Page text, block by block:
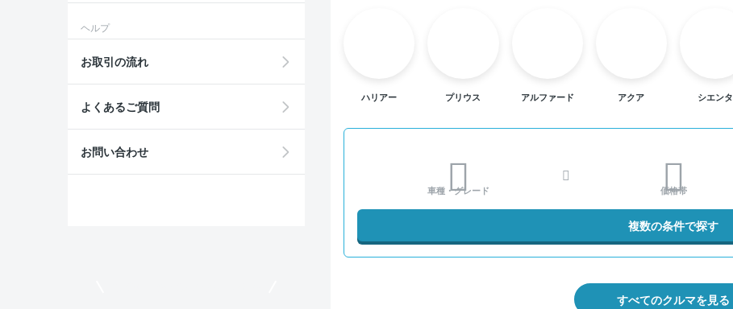
ハリアー プリウス アルファード アクア シエンタ
車種・グレード 価格帯
複数の条件で探す
すべてのクルマを見る
ヘルプ
お取引の流れ
よくあるご質問
お問い合わせ